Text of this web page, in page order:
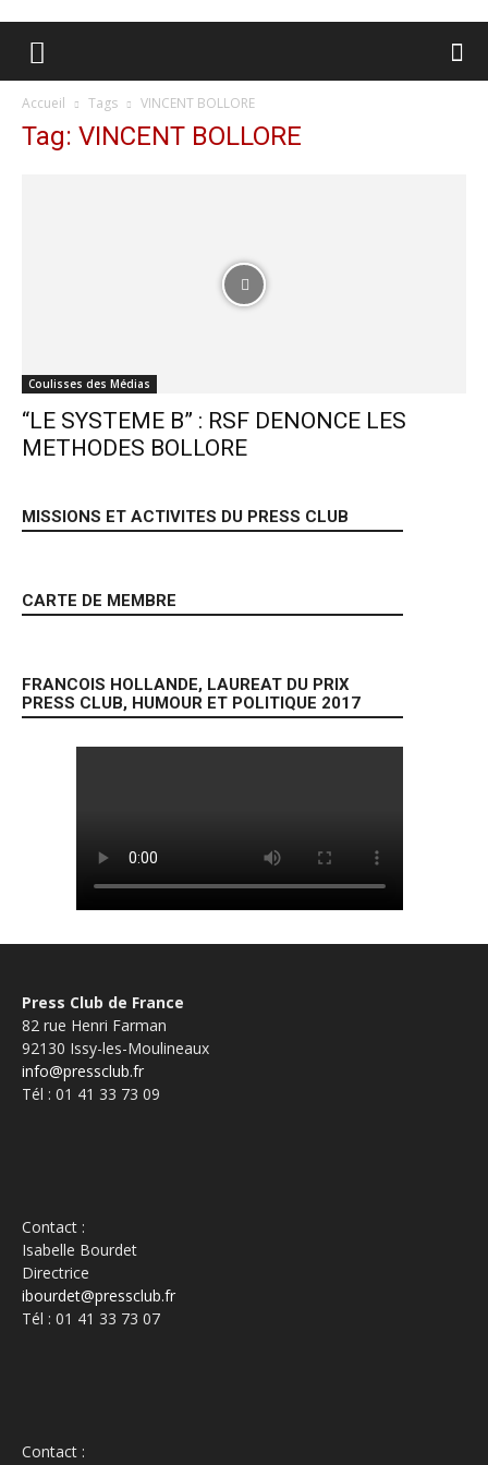
Accueil Tags VINCENT BOLLORE
Tag: VINCENT BOLLORE
Coulisses des Médias
“LE SYSTEME B” : RSF DENONCE LES
METHODES BOLLORE
MISSIONS ET ACTIVITES DU PRESS CLUB
CARTE DE MEMBRE
FRANCOIS HOLLANDE, LAUREAT DU PRIX
PRESS CLUB, HUMOUR ET POLITIQUE 2017
Press Club de France
82 rue Henri Farman
92130 Issy-les-Moulineaux
info@pressclub.fr
Tél : 01 41 33 73 09
Contact :
Isabelle Bourdet
Directrice
ibourdet@pressclub.fr
Tél : 01 41 33 73 07
Contact :